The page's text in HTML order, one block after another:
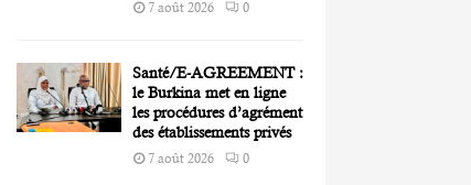
7 août 2026 0
Santé/E-AGREEMENT :
le Burkina met en ligne
les procédures d’agrément
des établissements privés
7 août 2026 0